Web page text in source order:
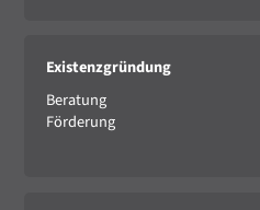
Existenzgründung
Beratung
Förderung